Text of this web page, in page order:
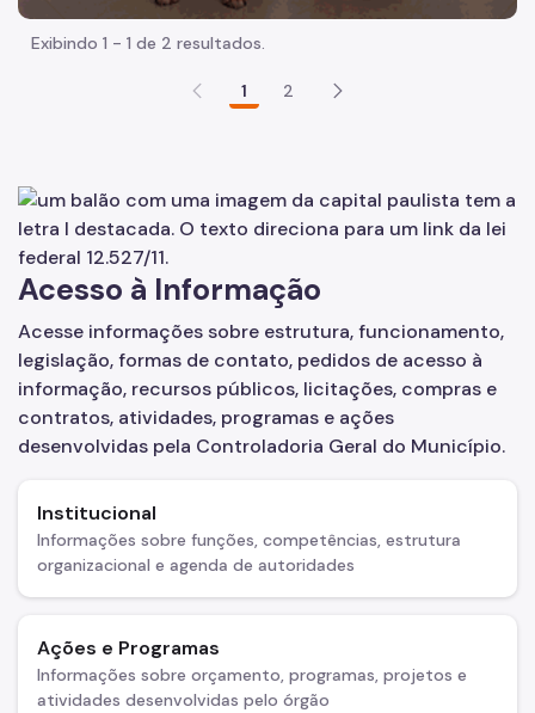
Coordenadorias
Defesa do Usuário do Serviço Público
Promoção da Integridade e Boas Práticas
Proteção de Dados Pessoais
Imprensa
Notícias
Legislação
Exibindo 1 - 1 de 2 resultados.
1 2
Acesso à Informação
Acesse informações sobre estrutura, funcionamento,
legislação, formas de contato, pedidos de acesso à
informação, recursos públicos, licitações, compras e
contratos, atividades, programas e ações
desenvolvidas pela Controladoria Geral do Município.
Institucional
Informações sobre funções, competências, estrutura
organizacional e agenda de autoridades
Ações e Programas
Informações sobre orçamento, programas, projetos e
atividades desenvolvidas pelo órgão